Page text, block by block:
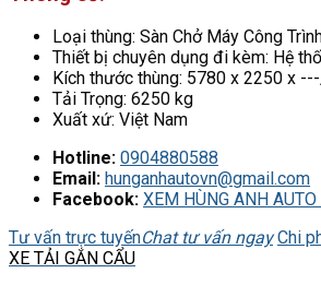
Loại thùng: Sàn Chở Máy Công
Thiết bị chuyên dụng đi kèm: Hệ
Kích thước thùng: 5780 x 2250 x
Tải Trọng: 6250 kg
Xuất xứ: Việt Nam
Hotline: 0904880588
Email: hunganhautovn@gmail.com
Facebook: XEM HÙNG ANH AUTO
Tư vấn trực tuyếnChat tư vấn ngay Chi
XE TẢI GẮN CẨU